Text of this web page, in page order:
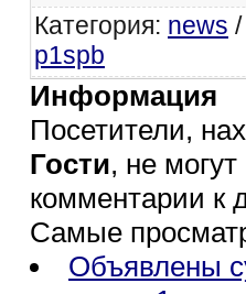
Категория: news
p1spb
Информация
Посетители,
Гости, не
комментарии к
Самые
Объявлены